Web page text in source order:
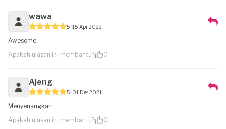
wawa
5 15 Apr 2022
Awesome
Apakah ulasan ini membantu?
0
Ajeng
5 01 Des 2021
Menyenangkan
Apakah ulasan ini membantu?
0